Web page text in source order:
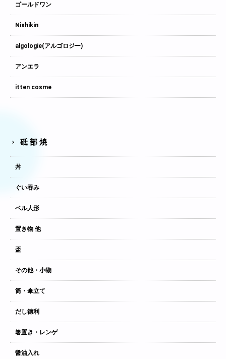
ゴールドワン
Nishikin
algologie(アルゴロジー)
アンエラ
itten cosme
砥部焼
丼
ぐい吞み
ベル人形
置き物 他
盃
その他・小物
筒・傘立て
だし徳利
箸置き・レンゲ
醤油入れ